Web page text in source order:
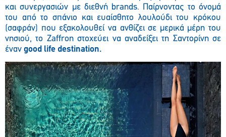
και συνεργασιών με διεθνή brands. Παίρνοντας το όνομά
του από το σπάνιο και ευαίσθητο λουλούδι του κρόκου
(σαφράν) που εξακολουθεί να ανθίζει σε μερικά μέρη του
νησιού, το Zaffron στοχεύει να αναδείξει τη Σαντορίνη σε
έναν good life destination.